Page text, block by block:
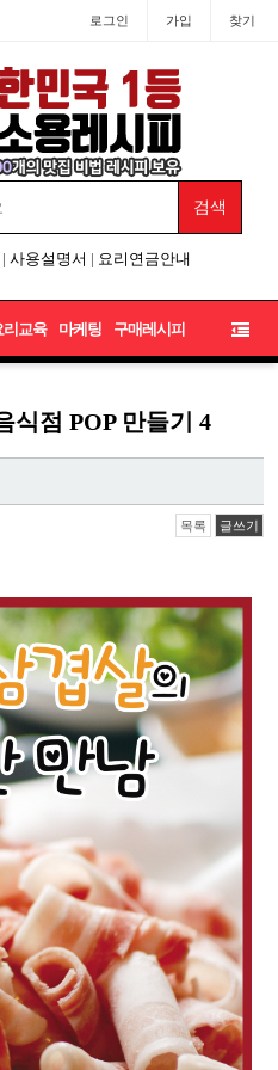
로그인 가입 찾기
| 사용설명서 | 요리연금안내
리교육 마케팅 구매레시피
식점 POP 만들기 4
목록 글쓰기